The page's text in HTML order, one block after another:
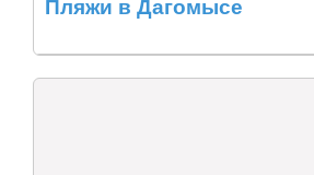
Пляжи в Дагомысе